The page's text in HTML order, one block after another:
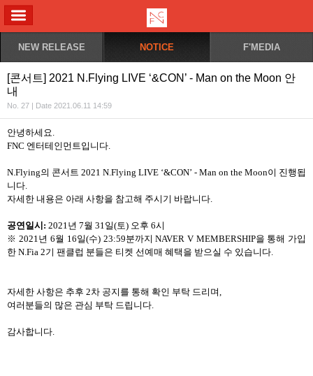
NEW RELEASE NOTICE F'MEDIA
[콘서트] 2021 N.Flying LIVE ‘&CON’ - Man on the Moon 안
내
No. 27 | Date 2021.06.11 14:59
안녕하세요.
FNC 엔터테인먼트입니다.
N.Flying의 콘서트 2021 N.Flying LIVE ‘&CON’ - Man on the Moon이 진행됩
니다.
자세한 내용은 아래 사항을 참고해 주시기 바랍니다.
공연일시: 2021년 7월 31일(토) 오후 6시
※ 2021년 6월 16일(수) 23:59분까지 NAVER V MEMBERSHIP을 통해 가입
한 N.Fia 2기 팬클럽 분들은 티켓 선예매 혜택을 받으실 수 있습니다.
자세한 사항은 추후 2차 공지를 통해 확인 부탁 드리며,
여러분들의 많은 관심 부탁 드립니다.
감사합니다.